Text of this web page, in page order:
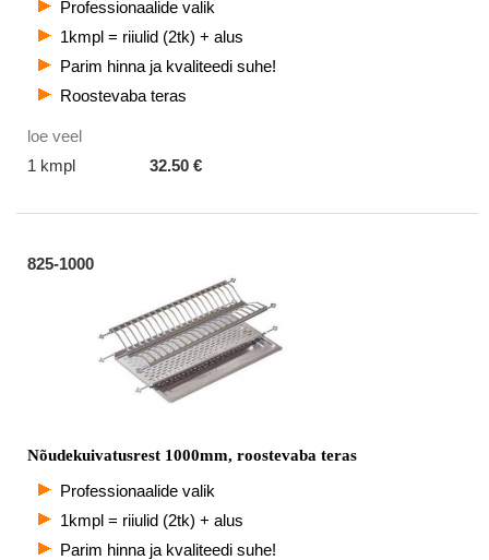
Professionaalide valik
1kmpl = riiulid (2tk) + alus
Parim hinna ja kvaliteedi suhe!
Roostevaba teras
loe veel
1 kmpl
32.50 €
825-1000
Nõudekuivatusrest 1000mm, roostevaba teras
Professionaalide valik
1kmpl = riiulid (2tk) + alus
Parim hinna ja kvaliteedi suhe!